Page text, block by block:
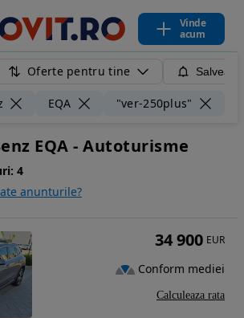
Vinde
acum
Oferte pentru tine
EQA "ver-250plus"
EQA - Autoturisme
4
anunturile?
34 900 EUR
Conform mediei
Calculeaza rata